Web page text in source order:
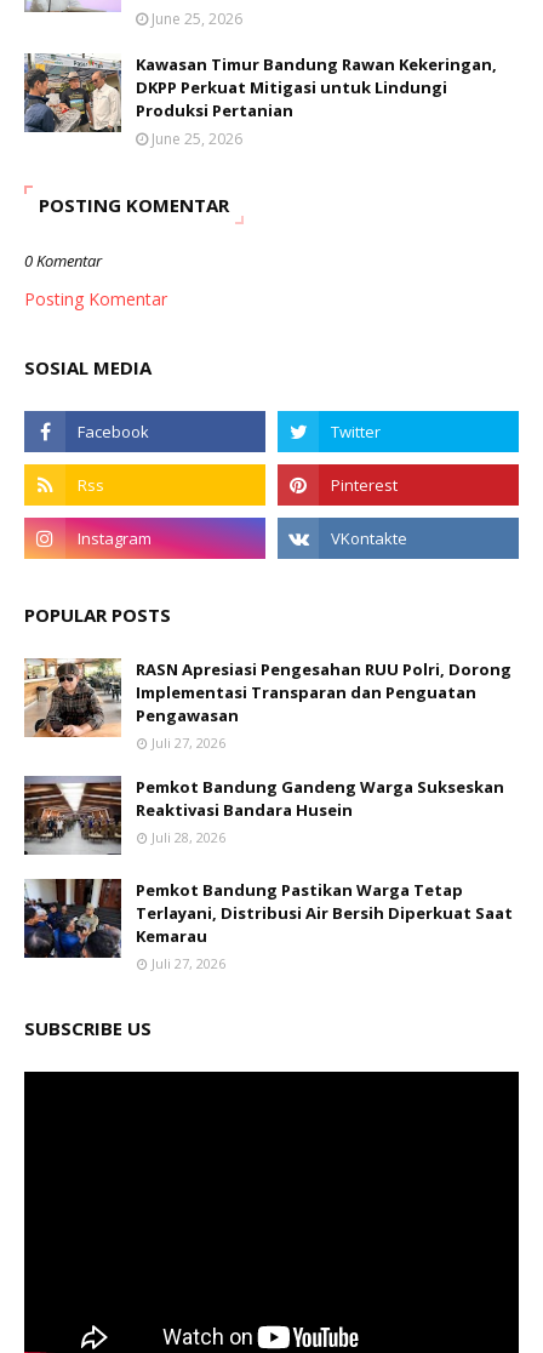
June 25, 2026
Kawasan Timur Bandung Rawan Kekeringan,
DKPP Perkuat Mitigasi untuk Lindungi
Produksi Pertanian
June 25, 2026
POSTING KOMENTAR
0 Komentar
Posting Komentar
SOSIAL MEDIA
POPULAR POSTS
RASN Apresiasi Pengesahan RUU Polri, Dorong
Implementasi Transparan dan Penguatan
Pengawasan
Juli 27, 2026
Pemkot Bandung Gandeng Warga Sukseskan
Reaktivasi Bandara Husein
Juli 28, 2026
Pemkot Bandung Pastikan Warga Tetap
Terlayani, Distribusi Air Bersih Diperkuat Saat
Kemarau
Juli 27, 2026
SUBSCRIBE US